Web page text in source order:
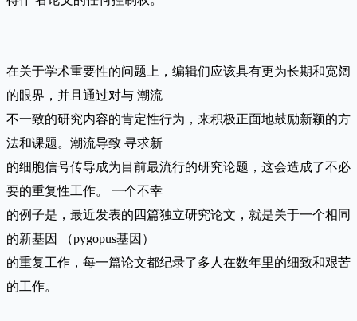
在关于学术重要性的问题上，编辑们应该具有更为长期和宽阔
的眼界，并且通过对与 潮流
不一致的研究内容的肯定性行为，来积极正面地鼓励新颖的方
法和课题。潮流导致 寻求新
的细胞信号传导成为目前最流行的研究论题，这会造成了不必
要的重复性工作。 一个不幸
的例子是，最近发表的四篇独立研究论文，就是关于一个相同
的新基因 （pygopus基因）
的重复工作，每一篇论文都纪录了多人在数年里的细致和艰苦
的工作。